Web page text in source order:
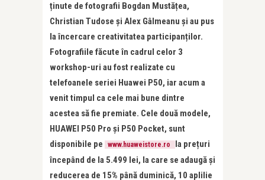
ținute de fotografii Bogdan Mustățea,
Christian Tudose și Alex Gâlmeanu și au pus
la încercare creativitatea participanților.
Fotografiile făcute în cadrul celor 3
workshop-uri au fost realizate cu
telefoanele seriei Huawei P50, iar acum a
venit timpul ca cele mai bune dintre
acestea să fie premiate. Cele două modele,
HUAWEI P50 Pro și P50 Pocket, sunt
disponibile pe
www.huaweistore.ro
la prețuri
începând de la 5.499 lei, la care se adaugă și
reducerea de 15% până duminică, 10 aplilie